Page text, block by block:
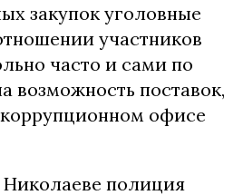
закупок уголовные
участников
часто и сами по
возможность поставок,
офисе
полиция